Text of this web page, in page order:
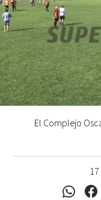
17
El Complejo